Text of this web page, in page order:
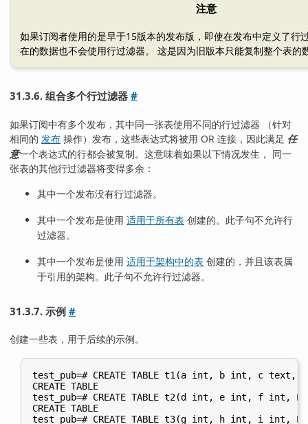
注意
如果订阅者使用的是早于15版本的发布版，即使在发布中定义了行
在的数据也不会使用行过滤器。 这是因为旧版本只能复制整个表的
31.3.6. 组合多个行过滤器#
如果订阅中有多个发布，其中同一张表使用不同的行过滤器 （针对
相同的 发布 操作）发布，这些表达式将被用 OR 连接，因此满足 任
意一个表达式的行都会被复制。这意味着如果以下情况发生， 同一
张表的其他行过滤器将变得多余：
其中一个发布没有行过滤器。
其中一个发布是使用 适用于所有表 创建的。此子句不允许行
过滤器。
其中一个发布是使用 适用于架构中的表 创建的，并且该表属
于引用的架构。此子句不允许行过滤器。
31.3.7. 示例#
创建一些表，用于后续的示例。
test_pub=# CREATE TABLE t1(a int, b int, c text,
CREATE TABLE
test_pub=# CREATE TABLE t2(d int, e int, f int,
CREATE TABLE
test_pub=# CREATE TABLE t3(g int, h int, i int,